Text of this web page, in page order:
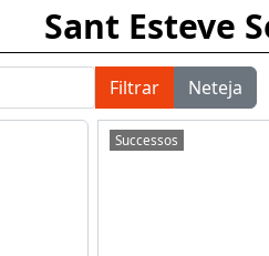
Sant Esteve
Filtrar Neteja
Successos